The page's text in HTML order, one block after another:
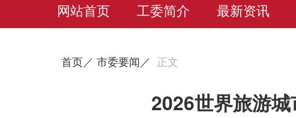
网站首页 工委简介 最新资讯
首页／ 市委要闻／ 正文
2026世界旅游